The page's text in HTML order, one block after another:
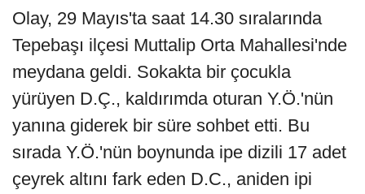
Olay, 29 Mayıs'ta saat 14.30 sıralarında
Tepebaşı ilçesi Muttalip Orta Mahallesi'nde
meydana geldi. Sokakta bir çocukla
yürüyen D.Ç., kaldırımda oturan Y.Ö.'nün
yanına giderek bir süre sohbet etti. Bu
sırada Y.Ö.'nün boynunda ipe dizili 17 adet
çeyrek altını fark eden D.C., aniden ipi